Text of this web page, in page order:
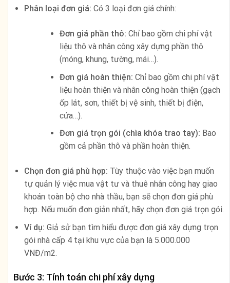
Phân loại đơn giá: Có 3 loại đơn giá chính:
Đơn giá phần thô: Chỉ bao gồm chi phí vật
liệu thô và nhân công xây dựng phần thô
(móng, khung, tường, mái…).
Đơn giá hoàn thiện: Chỉ bao gồm chi phí vật
liệu hoàn thiện và nhân công hoàn thiện (gạch
ốp lát, sơn, thiết bị vệ sinh, thiết bị điện,
cửa…).
Đơn giá trọn gói (chìa khóa trao tay): Bao
gồm cả phần thô và phần hoàn thiện.
Chọn đơn giá phù hợp: Tùy thuộc vào việc bạn muốn
tự quản lý việc mua vật tư và thuê nhân công hay giao
khoán toàn bộ cho nhà thầu, bạn sẽ chọn đơn giá phù
hợp. Nếu muốn đơn giản nhất, hãy chọn đơn giá trọn gói.
Ví dụ: Giả sử bạn tìm hiểu được đơn giá xây dựng trọn
gói nhà cấp 4 tại khu vực của bạn là 5.000.000
VNĐ/m2.
Bước 3: Tính toán chi phí xây dựng